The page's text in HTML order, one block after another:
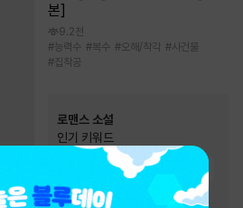
본]
9.2천
#능력수 #복수 #오해/착각 #사건물
#집착공
로맨스 소설
인기 키워드
#순진녀
상처남
#오해 #고수위
상처녀